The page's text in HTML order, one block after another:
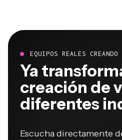
EQUIPOS REALES CREANDO
Ya
creación de
diferentes
Escucha directamente